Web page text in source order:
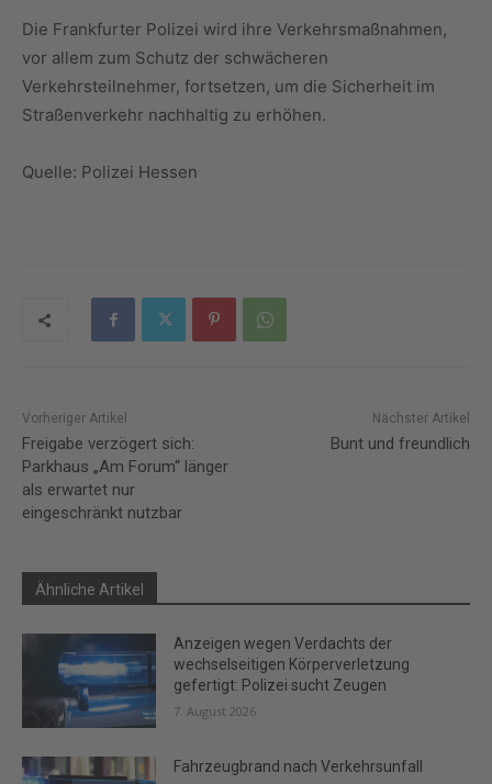
Die Frankfurter Polizei wird ihre Verkehrsmaßnahmen,
vor allem zum Schutz der schwächeren
Verkehrsteilnehmer, fortsetzen, um die Sicherheit im
Straßenverkehr nachhaltig zu erhöhen.
Quelle: Polizei Hessen
Vorheriger Artikel
Freigabe verzögert sich:
Parkhaus „Am Forum“ länger
als erwartet nur
eingeschränkt nutzbar
Nächster Artikel
Bunt und freundlich
Ähnliche Artikel
Anzeigen wegen Verdachts der
wechselseitigen Körperverletzung
gefertigt: Polizei sucht Zeugen
7. August 2026
Fahrzeugbrand nach Verkehrsunfall